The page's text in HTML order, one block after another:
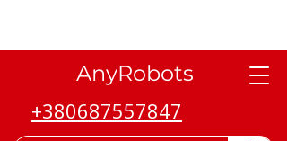
AnyRobots
+380687557847